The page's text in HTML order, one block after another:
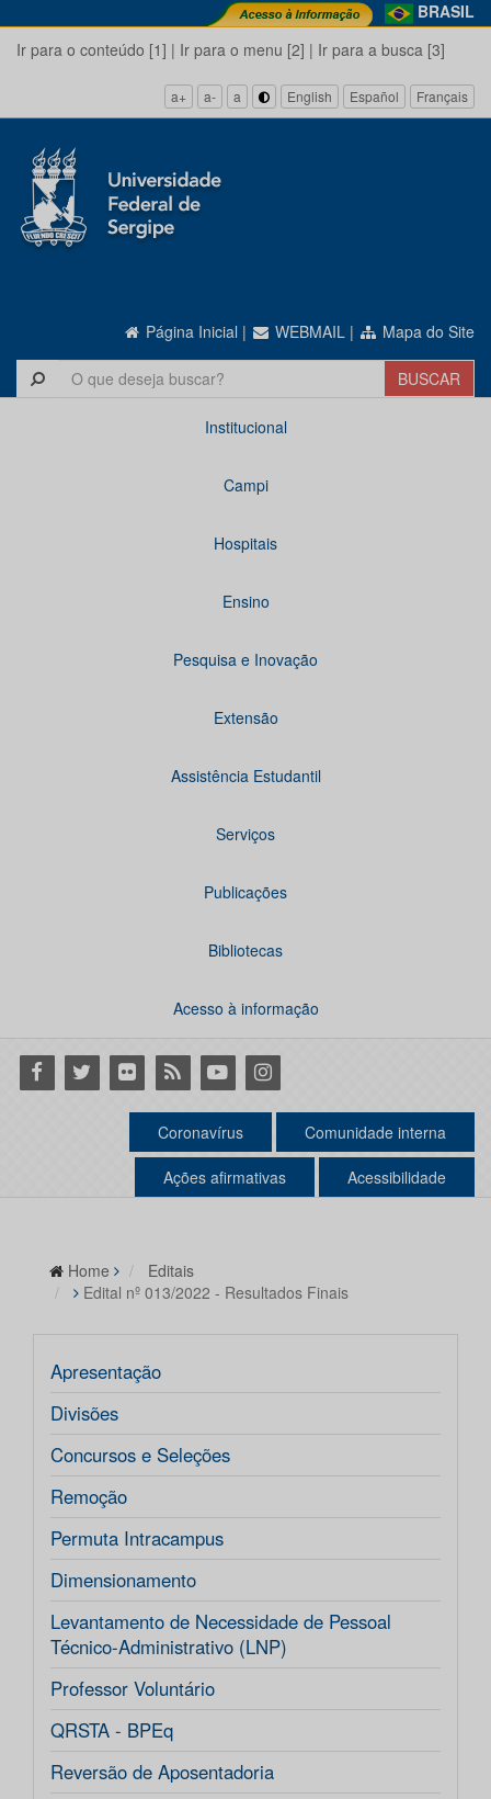
BRASIL
Ir para o conteúdo [1] | Ir para o menu [2] | Ir para a busca [3]
a+ a- a English Español Français
Página Inicial | WEBMAIL | Mapa do Site
Institucional
Campi
Hospitais
Ensino
Pesquisa e Inovação
Extensão
Assistência Estudantil
Serviços
Publicações
Bibliotecas
Acesso à informação
Facebook
Twitter Flickr RSS YoutubeInstagram
Coronavírus Comunidade interna
Ações afirmativas Acessibilidade
Home
Editais
Edital nº 013/2022 - Resultados Finais
Apresentação
Divisões
Concursos e Seleções
Remoção
Permuta Intracampus
Dimensionamento
Levantamento de Necessidade de Pessoal
Técnico-Administrativo (LNP)
Professor Voluntário
QRSTA - BPEq
Reversão de Aposentadoria